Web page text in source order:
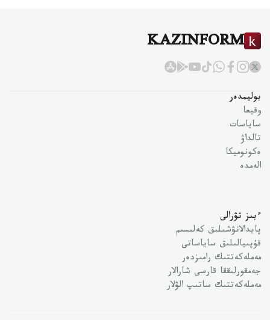
KAZINFORM
بوليمدەر
وقيعا
ساياسات
تالداۋ
ەكونوميكا
الەمدە
ءبىز تۋرالى
پايدالانۋشىلىق كەلىسىم
قۇپىيالىلىق ساياساتى
مەملەكەتتىك رامىزدەر
جەمقورلىققا قارسى شارالار
مەملەكەتتىك ساتىپ الۋلار